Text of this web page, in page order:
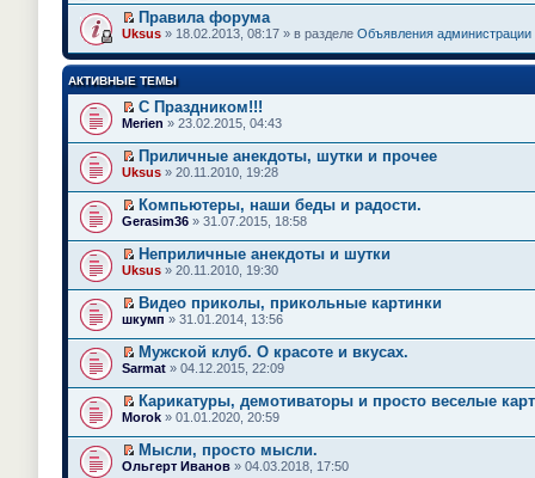
р
е
й
т
и
к
п
е
р
о
м
у
н
е
п
р
о
ч
т
а
н
н
о
м
с
о
о
б
щ
е
П
р
й
т
и
к
п
е
р
о
м
у
н
е
п
р
о
ч
и
т
а
н
н
о
м
с
о
о
Правила форума
Uksus » 18.02.2013, 08:17 » в разделе Объявления администрации
АКТИВНЫЕ ТЕМЫ
П
р
е
й
т
и
к
е
р
в
о
м
у
е
п
р
о
ч
и
т
а
н
С Праздником!!!
Merien » 23.02.2015, 04:43
П
р
е
й
т
и
к
е
р
в
о
м
у
е
п
р
о
ч
и
Приличные анекдоты, шутки и прочее
Uksus » 20.11.2010, 19:28
П
р
е
й
т
и
к
е
р
в
о
м
у
е
п
р
Компьютеры, наши беды и радости.
Gerasim36 » 31.07.2015, 18:58
П
р
е
й
т
и
к
е
р
в
о
м
у
Неприличные анекдоты и шутки
Uksus » 20.11.2010, 19:30
П
е
р
е
й
т
и
к
е
р
в
Видео приколы, прикольные картинки
шкумп » 31.01.2014, 13:56
П
р
е
й
т
и
к
Мужской клуб. О красоте и вкусах.
Sarmat » 04.12.2015, 22:09
П
р
е
й
Карикатуры, демотиваторы и просто веселые
Morok » 01.01.2020, 20:59
П
Мысли, просто мысли.
Ольгерт Иванов » 04.03.2018, 17:50